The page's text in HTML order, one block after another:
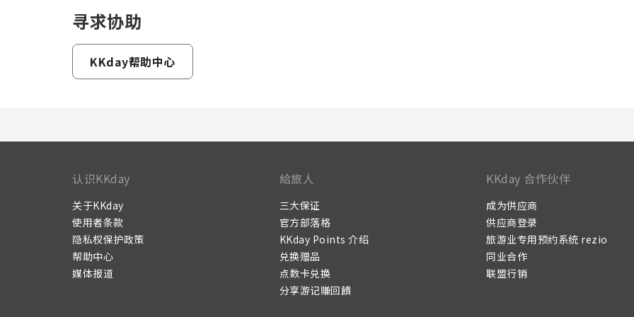
寻求协助
KKday帮助中心
认识KKday
关于KKday
使用者条款
隐私权保护政策
帮助中心
媒体报道
給旅人
三大保证
官方部落格
KKday Points 介绍
兑换赠品
点数卡兑换
分享游记賺回饋
KKday 合作伙伴
成为供应商
供应商登录
旅游业专用预约系统 rezio
同业合作
联盟行销